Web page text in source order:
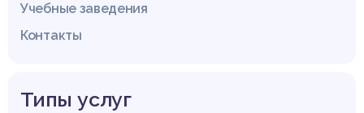
Учебные заведения
Контакты
Типы услуг